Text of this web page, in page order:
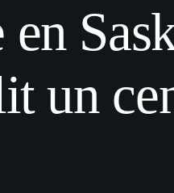
un